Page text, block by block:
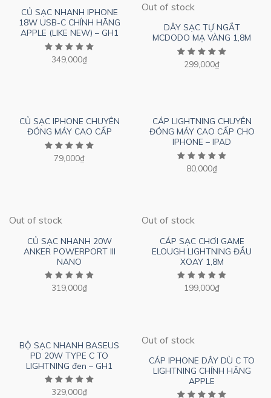
CỦ SẠC NHANH IPHONE
18W USB-C CHÍNH HÃNG
APPLE (LIKE NEW) – GH1
349,000₫
Out of stock
DÂY SẠC TỰ NGẮT
MCDODO MẠ VÀNG 1,8M
299,000₫
CỦ SẠC IPHONE CHUYÊN
ĐÓNG MÁY CAO CẤP
79,000₫
CÁP LIGHTNING CHUYÊN
ĐÓNG MÁY CAO CẤP CHO
IPHONE – IPAD
80,000₫
Out of stock
CỦ SẠC NHANH 20W
ANKER POWERPORT III
NANO
319,000₫
Out of stock
CÁP SẠC CHƠI GAME
ELOUGH LIGHTNING ĐẦU
XOAY 1,8M
199,000₫
BỘ SẠC NHANH BASEUS
PD 20W TYPE C TO
LIGHTNING đen – GH1
329,000₫
Out of stock
CÁP IPHONE DÂY DÙ C TO
LIGHTNING CHÍNH HÃNG
APPLE